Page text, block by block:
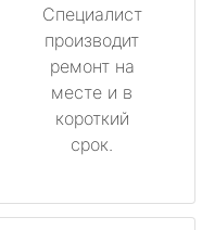
Специалист
производит
ремонт на
месте и в
короткий
срок.